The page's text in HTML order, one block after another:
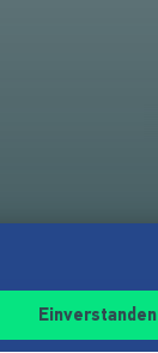
Einverstanden